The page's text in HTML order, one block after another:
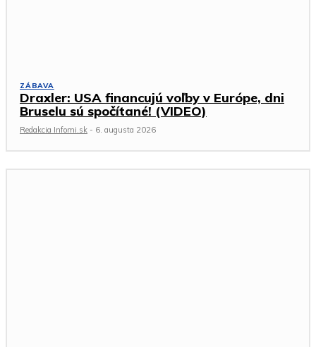
ZÁBAVA
Draxler: USA financujú voľby v Európe, dni
Bruselu sú spočítané! (VIDEO)
Redakcia Infomi.sk - 6. augusta 2026